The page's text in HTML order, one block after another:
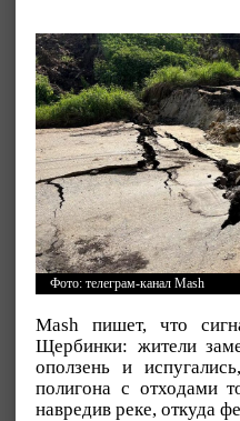
Фото: телеграм-канал Mash
Mash пишет, что
Щербинки: жители
оползень и
полигона с отходами
навредив реке, откуда